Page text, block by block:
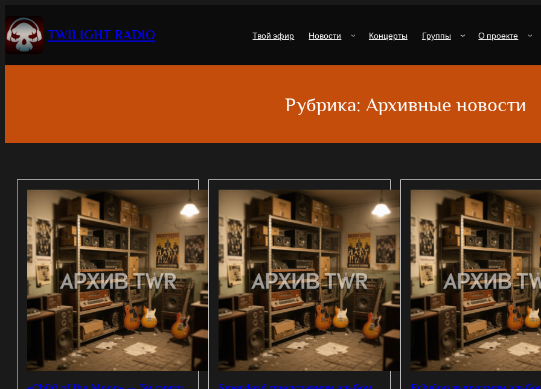
к
содержимому
TWILIGHT RADIO Твой эфир Новости Концерты Группы О проекте
Рубрика: Архивные новости